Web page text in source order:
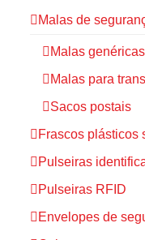
Malas de
Malas
Malas para
Sacos postais
Frascos plásticos
Pulseiras
Pulseiras RFID
Envelopes de